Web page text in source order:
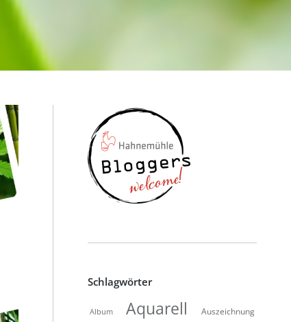
Schlagwörter
Album Aquarell
Auszeichnung